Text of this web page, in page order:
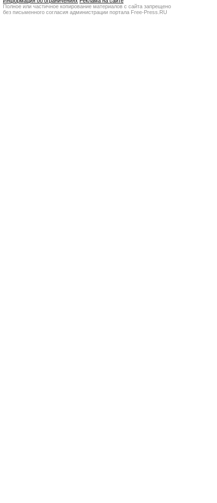
Полное или частичное копирование материалов с сайта запрещено
без письменного согласия администрации портала Free-Press.RU